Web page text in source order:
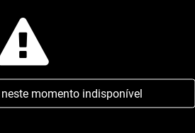
momento indisponível